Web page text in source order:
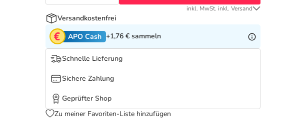
inkl. MwSt. inkl. Versand
Versandkostenfrei
APO Cash +1,76 € sammeln
Schnelle Lieferung
Sichere Zahlung
Geprüfter Shop
Zu meiner Favoriten-Liste hinzufügen